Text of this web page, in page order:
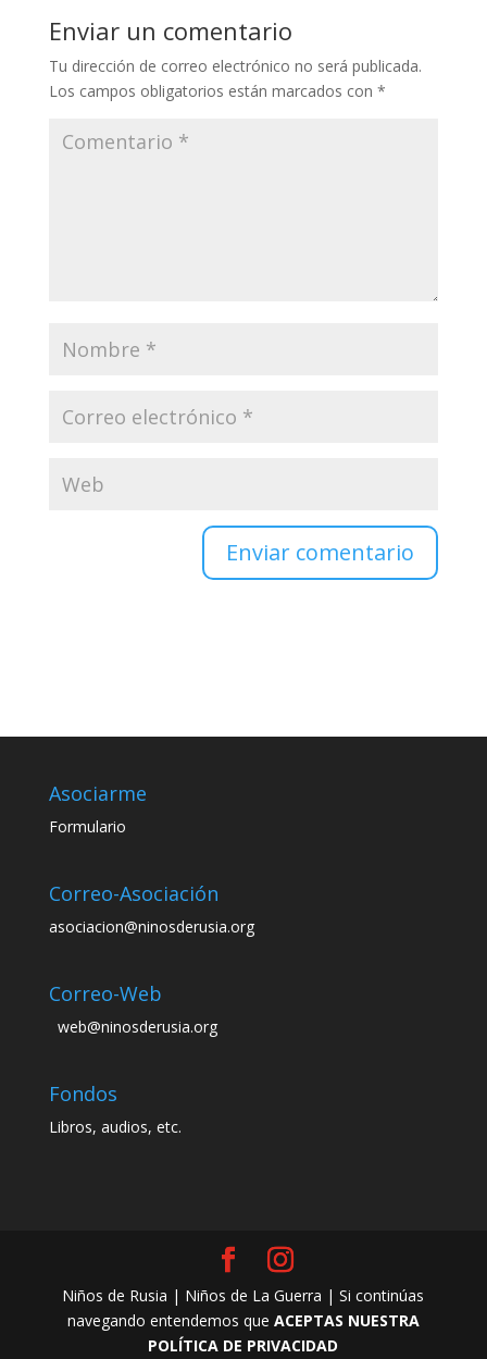
Enviar un comentario
Tu dirección de correo electrónico no será publicada.
Los campos obligatorios están marcados con *
Enviar comentario
Asociarme
Formulario
Correo-Asociación
asociacion@ninosderusia.org
Correo-Web
web@ninosderusia.org
Fondos
Libros, audios, etc.
Niños de Rusia | Niños de La Guerra | Si continúas
navegando entendemos que ACEPTAS NUESTRA
POLÍTICA DE PRIVACIDAD